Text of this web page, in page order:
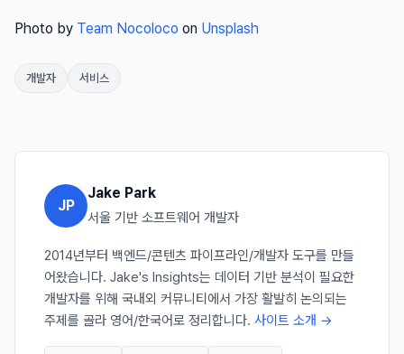
Photo by Team Nocoloco on Unsplash
개발자 서비스
JP
Jake Park
서울 기반 소프트웨어 개발자
2014년부터 백엔드/콘텐츠 파이프라인/개발자 도구를 만들
어왔습니다. Jake's Insights는 데이터 기반 분석이 필요한
개발자를 위해 국내외 커뮤니티에서 가장 활발히 논의되는
주제를 골라 영어/한국어로 정리합니다. 사이트 소개 →